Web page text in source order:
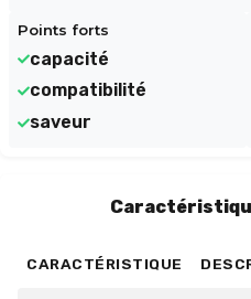
Points forts
capacité
compatibilité
saveur
CARACTÉRISTIQUE